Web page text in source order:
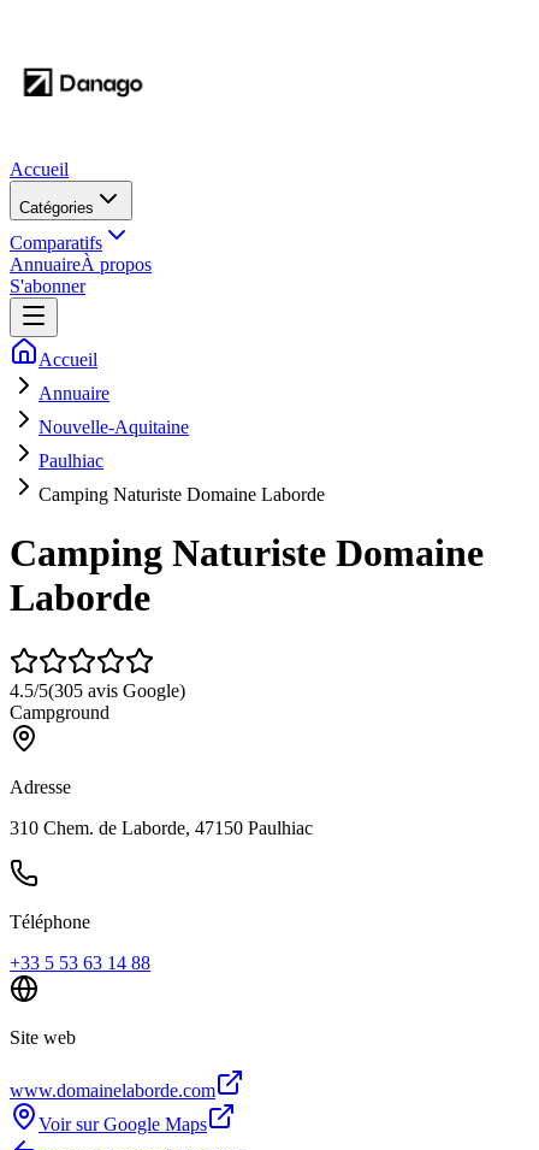
Accueil
Catégories
Comparatifs
AnnuaireÀ propos
S'abonner
Accueil
Annuaire
Nouvelle-Aquitaine
Paulhiac
Camping Naturiste Domaine Laborde
Camping Naturiste Domaine
Laborde
4.5/5(305 avis Google)
Campground
Adresse
310 Chem. de Laborde, 47150 Paulhiac
Téléphone
+33 5 53 63 14 88
Site web
www.domainelaborde.com
Voir sur Google Maps